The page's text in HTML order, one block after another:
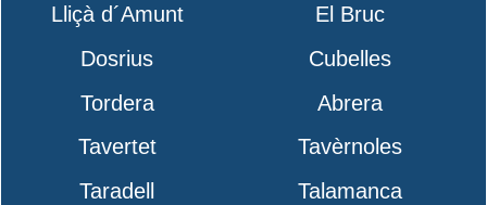
Lliçà d´Amunt
El Bruc
Dosrius
Cubelles
Tordera
Abrera
Tavertet
Tavèrnoles
Taradell
Talamanca